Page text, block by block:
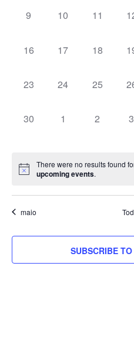
0
9
0
10
0
11
0
0
16
0
17
0
18
0
0
23
0
24
0
25
0
0
30
0
1
0
2
0
3
There were no results found
upcoming events.
maio
SUBSCRIBE